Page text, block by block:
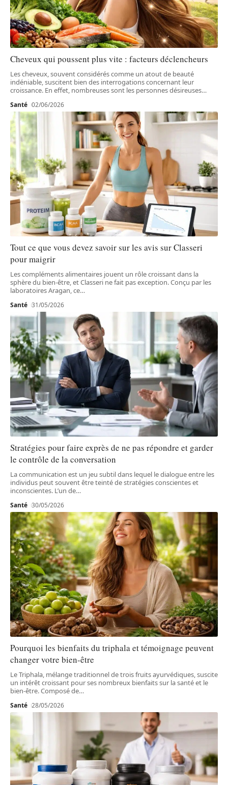
Cheveux qui poussent plus vite : facteurs déclencheurs
Les cheveux, souvent considérés comme un atout de beauté
indéniable, suscitent bien des interrogations concernant leur
croissance. En effet, nombreuses sont les personnes désireuses…
Santé 02/06/2026
Tout ce que vous devez savoir sur les avis sur Classeri
pour maigrir
Les compléments alimentaires jouent un rôle croissant dans la
sphère du bien-être, et Classeri ne fait pas exception. Conçu par les
laboratoires Aragan, ce…
Santé 31/05/2026
Stratégies pour faire exprès de ne pas répondre et garder
le contrôle de la conversation
La communication est un jeu subtil dans lequel le dialogue entre les
individus peut souvent être teinté de stratégies conscientes et
inconscientes. L’un de…
Santé 30/05/2026
Pourquoi les bienfaits du triphala et témoignage peuvent
changer votre bien-être
Le Triphala, mélange traditionnel de trois fruits ayurvédiques, suscite
un intérêt croissant pour ses nombreux bienfaits sur la santé et le
bien-être. Composé de…
Santé 28/05/2026